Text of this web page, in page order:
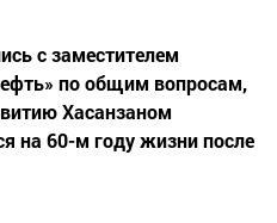
с заместителем
по общим вопросам,
Хасанзаном
на 60-м году жизни после